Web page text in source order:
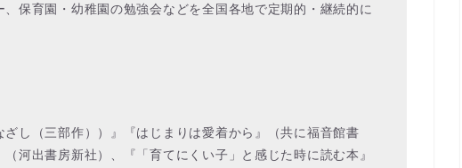
保育園・幼稚園の勉強会などを全国各地で定期的・継続的に
し（三部作））』『はじまりは愛着から』（共に福音館書
河出書房新社）、『「育てにくい子」と感じた時に読む本』